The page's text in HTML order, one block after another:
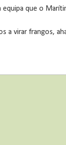
equipa que o
a virar frangos,